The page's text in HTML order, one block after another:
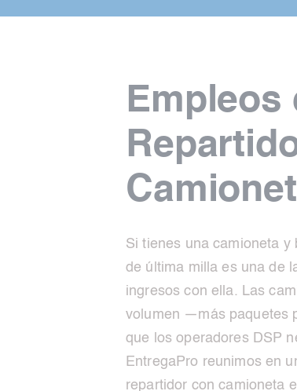
Empleos
Si tienes una camioneta y
de última milla es una de
ingresos con ella. Las
volumen —más paquetes
que los operadores DSP
EntregaPro reunimos en
repartidor con camioneta